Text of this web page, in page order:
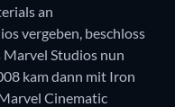
an
vergeben, beschloss
Marvel Studios nun
kam dann mit Iron
Cinematic